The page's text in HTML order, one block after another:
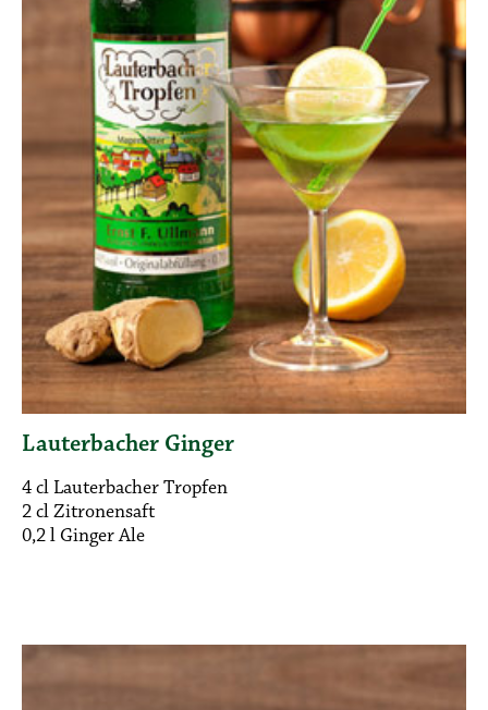
Lauterbacher Ginger
4 cl Lauterbacher Tropfen
2 cl Zitronensaft
0,2 l Ginger Ale